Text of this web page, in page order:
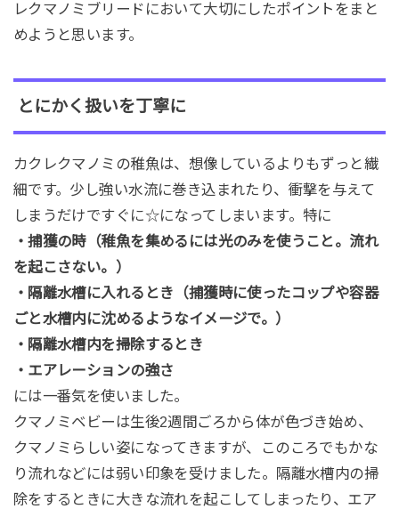
レクマノミブリードにおいて大切にしたポイントをまと
めようと思います。
とにかく扱いを丁寧に
カクレクマノミの稚魚は、想像しているよりもずっと繊
細です。少し強い水流に巻き込まれたり、衝撃を与えて
しまうだけですぐに☆になってしまいます。特に
・捕獲の時（稚魚を集めるには光のみを使うこと。流れ
を起こさない。）
・隔離水槽に入れるとき（捕獲時に使ったコップや容器
ごと水槽内に沈めるようなイメージで。）
・隔離水槽内を掃除するとき
・エアレーションの強さ
には一番気を使いました。
クマノミベビーは生後2週間ごろから体が色づき始め、
クマノミらしい姿になってきますが、このころでもかな
り流れなどには弱い印象を受けました。隔離水槽内の掃
除をするときに大きな流れを起こしてしまったり、エア